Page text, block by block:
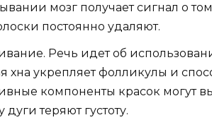
мозг получает сигнал о
постоянно удаляют.
Речь идет об
хна укрепляет фолликулы и
компоненты красок могут
дуги теряют густоту.